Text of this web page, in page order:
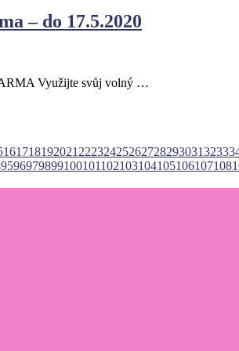
– do 17.5.2020
Využijte svůj volný …
161718192021 222324252627282930313233
9596979899100101102103104105106107108